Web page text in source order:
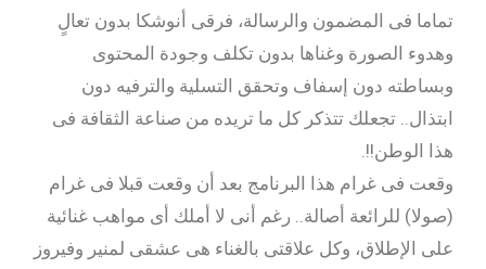
تماما فى المضمون والرسالة، فرقى أنوشكا بدون تعالٍ
وهدوء الصورة وغناها بدون تكلف وجودة المحتوى
وبساطته دون إسفاف وتحقق التسلية والترفيه دون
ابتذال.. تجعلك تتذكر كل ما تريده من صناعة الثقافة فى
هذا الوطن!!.
وقعت فى غرام هذا البرنامج بعد أن وقعت قبلا فى غرام
(صولا) للرائعة أصالة.. رغم أنى لا أملك أى مواهب غنائية
على الإطلاق، وكل علاقتى بالغناء هى عشقى لمنير وفيروز